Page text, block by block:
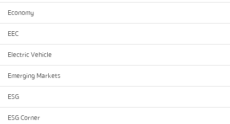
Economy
EEC
Electric Vehicle
Emerging Markets
ESG
ESG Corner